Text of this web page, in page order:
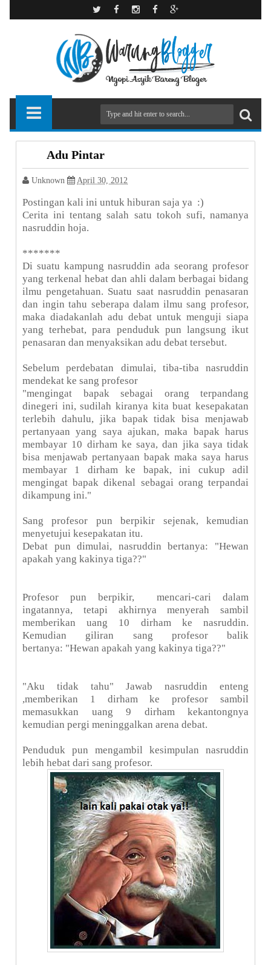
Adu Pintar
Unknown April 30, 2012
Postingan kali ini untuk hiburan saja ya :)
Cerita ini tentang salah satu tokoh sufi, namanya
nasruddin hoja.
*******
Di suatu kampung nasruddin ada seorang profesor
yang terkenal hebat dan ahli dalam berbagai bidang
ilmu pengetahuan. Suatu saat nasruddin penasaran
dan ingin tahu seberapa dalam ilmu sang profesor,
maka diadakanlah adu debat untuk menguji siapa
yang terhebat, para penduduk pun langsung ikut
penasaran dan menyaksikan adu debat tersebut.
Sebelum perdebatan dimulai, tiba-tiba nasruddin
mendekat ke sang profesor
"mengingat bapak sebagai orang terpandang
dinegeri ini, sudilah kiranya kita buat kesepakatan
terlebih dahulu, jika bapak tidak bisa menjawab
pertanyaan yang saya ajukan, maka bapak harus
membayar 10 dirham ke saya, dan jika saya tidak
bisa menjawab pertanyaan bapak maka saya harus
membayar 1 dirham ke bapak, ini cukup adil
mengingat bapak dikenal sebagai orang terpandai
dikampung ini."
Sang profesor pun berpikir sejenak, kemudian
menyetujui kesepakatan itu.
Debat pun dimulai, nasruddin bertanya: "Hewan
apakah yang kakinya tiga??"
Profesor pun berpikir, mencari-cari dalam
ingatannya, tetapi akhirnya menyerah sambil
memberikan uang 10 dirham ke nasruddin.
Kemudian giliran sang profesor balik
bertanya: "Hewan apakah yang kakinya tiga??"
"Aku tidak tahu" Jawab nasruddin enteng
,memberikan 1 dirham ke profesor sambil
memasukkan uang 9 dirham kekantongnya
kemudian pergi meninggalkan arena debat.
Penduduk pun mengambil kesimpulan nasruddin
lebih hebat dari sang profesor.